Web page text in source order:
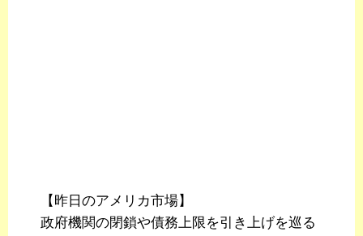
【昨日のアメリカ市場】
政府機関の閉鎖や債務上限を引き上げを巡る